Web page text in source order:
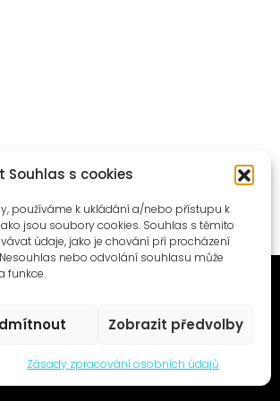
Souhlas s cookies
používáme k ukládání a/nebo přístupu k
jsou soubory cookies. Souhlas s těmito
údaje, jako je chování při procházení
nebo odvolání souhlasu může
funkce.
Zobrazit předvolby
Zásady zpracování osobních údajů